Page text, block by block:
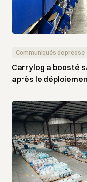
Communiqués de presse
Carrylog a boosté
après le